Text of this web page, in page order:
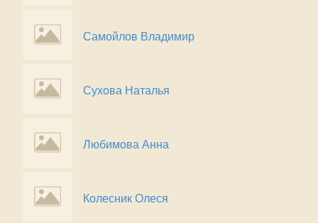
Самойлов Владимир
Сухова Наталья
Любимова Анна
Колесник Олеся